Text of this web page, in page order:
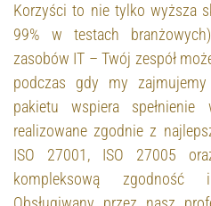
Korzyści to nie tylko wyższa
99% w testach
zasobów IT – Twój zespół
podczas gdy my
pakietu wspiera
realizowane zgodnie z
ISO 27001, ISO 27005
kompleksową zgodność